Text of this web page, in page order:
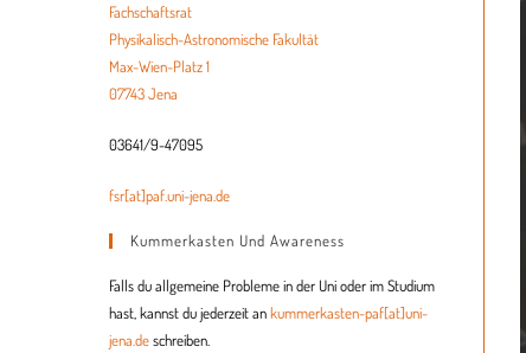
Fachschaftsrat
Physikalisch-Astronomische Fakultät
Max-Wien-Platz 1
07743 Jena
03641/9-47095
fsr[at]paf.uni-jena.de
Kummerkasten Und Awareness
Falls du allgemeine Probleme in der Uni oder im Studium
hast, kannst du jederzeit ankummerkasten-paf[at]uni-
jena.deschreiben.